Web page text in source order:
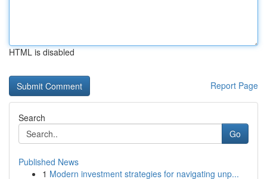
HTML is disabled
Report Page
Search
Go
Published News
1 Modern investment strategies for navigating unp...